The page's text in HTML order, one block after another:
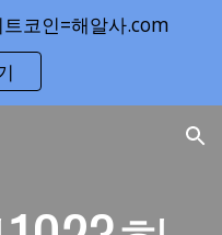
Skip to navigation
코인=해알사.com